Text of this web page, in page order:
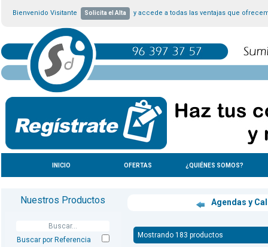
Bienvenido Visitante Solicita el Alta y accede a todas las ventajas que
INICIO OFERTAS ¿QUIÉNES SOMOS?
Nuestros Productos
Buscar por Referencia
Agendas y
Mostrando 183 productos